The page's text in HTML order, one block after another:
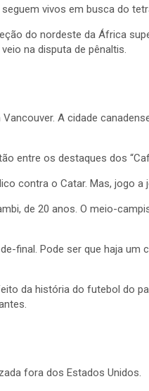
vivos em busca do
do nordeste da África
na disputa de pênaltis.
A cidade
entre os destaques dos
contra o Catar. Mas, jogo
de 20 anos. O meio-
final. Pode ser que haja
da história do futebol do
fora dos Estados Unidos.